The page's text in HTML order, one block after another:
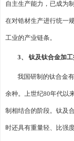
自主生产能力，已成为
在对锆材生产进行统一
工业的产业链条。
3、 钛及钛合金加
我国研制的钛合金
余种。上世纪80年代以
制相结合的阶段。钛及
时还具有重量轻、比强